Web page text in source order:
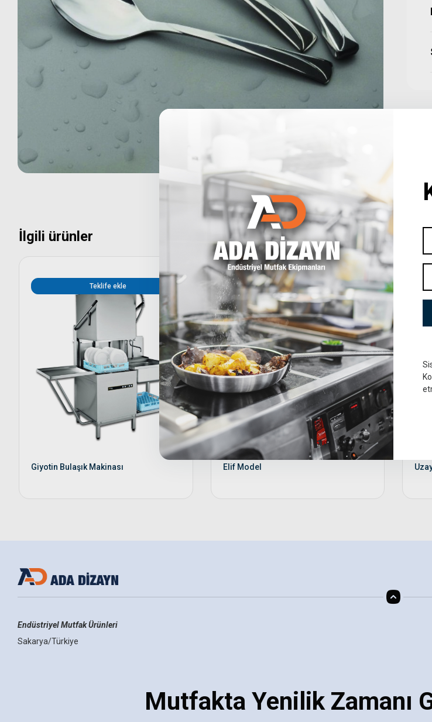
İlgili ürünler
Giyotin Bulaşık Makinası
Teklife ekle
Elif Model
Teklife ekle
Endüstriyel Mutfak Ürünleri
Sakarya/Türkiye
Mutfakta Yenilik Zamanı